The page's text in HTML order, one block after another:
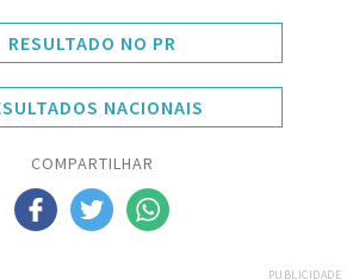
RESULTADO NO PR
NACIONAIS
COMPARTILHAR
PUBLICIDADE